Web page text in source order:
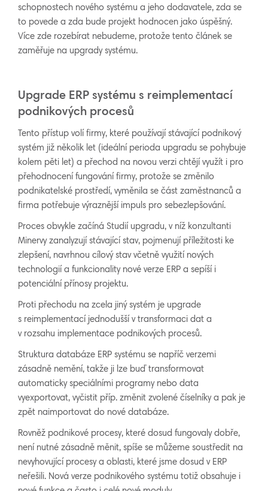
schopnostech nového systému a jeho dodavatele, zda se
to povede a zda bude projekt hodnocen jako úspěšný.
Více zde rozebírat nebudeme, protože tento článek se
zaměřuje na upgrady systému.
Upgrade ERP systému s reimplementací
podnikových procesů
Tento přístup volí firmy, které používají stávající podnikový
systém již několik let (ideální perioda upgradu se pohybuje
kolem pěti let) a přechod na novou verzi chtějí využít i pro
přehodnocení fungování firmy, protože se změnilo
podnikatelské prostředí, vyměnila se část zaměstnanců a
firma potřebuje výraznější impuls pro sebezlepšování.
Proces obvykle začíná Studií upgradu, v níž konzultanti
Minervy zanalyzují stávající stav, pojmenují příležitosti ke
zlepšení, navrhnou cílový stav včetně využití nových
technologií a funkcionality nové verze ERP a sepíší i
potenciální přínosy projektu.
Proti přechodu na zcela jiný systém je upgrade
s reimplementací jednodušší v transformaci dat a
v rozsahu implementace podnikových procesů.
Struktura databáze ERP systému se napříč verzemi
zásadně nemění, takže ji lze buď transformovat
automaticky speciálními programy nebo data
vyexportovat, vyčistit příp. změnit zvolené číselníky a pak je
zpět naimportovat do nové databáze.
Rovněž podnikové procesy, které dosud fungovaly dobře,
není nutné zásadně měnit, spíše se můžeme soustředit na
nevyhovující procesy a oblasti, které jsme dosud v ERP
neřešili. Nová verze podnikového systému totiž obsahuje i